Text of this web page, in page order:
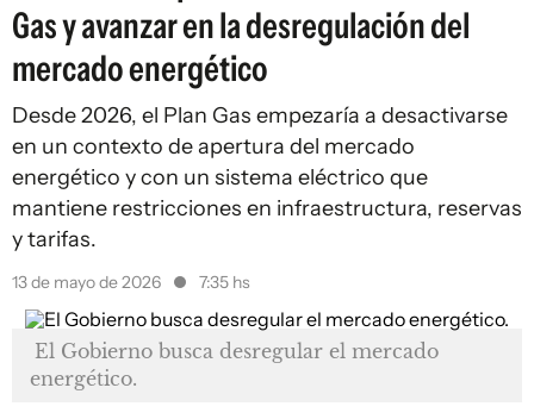
Gas y avanzar en la desregulación del
mercado energético
Desde 2026, el Plan Gas empezaría a desactivarse
en un contexto de apertura del mercado
energético y con un sistema eléctrico que
mantiene restricciones en infraestructura, reservas
y tarifas.
13 de mayo de 2026 7:35 hs
El Gobierno busca desregular el mercado
energético.